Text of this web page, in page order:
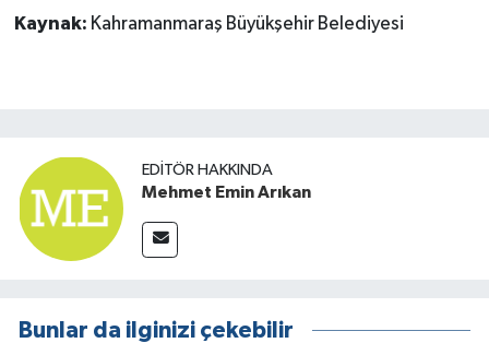
Kaynak: Kahramanmaraş Büyükşehir Belediyesi
EDITÖR HAKKINDA
Mehmet Emin Arıkan
Bunlar da ilginizi çekebilir